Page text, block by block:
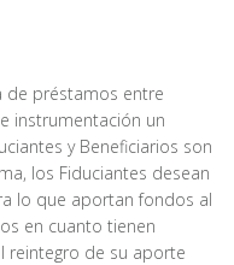
de préstamos entre
instrumentación un
y Beneficiarios son
los Fiduciantes desean
lo que aportan fondos al
en cuanto tienen
reintegro de su aporte